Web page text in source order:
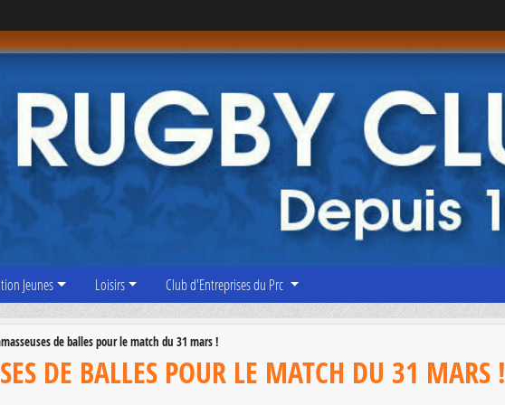
Jeunes Loisirs Club d'Entreprises du Prc
de balles pour le match du 31 mars !
DE BALLES POUR LE MATCH DU 31 MARS !